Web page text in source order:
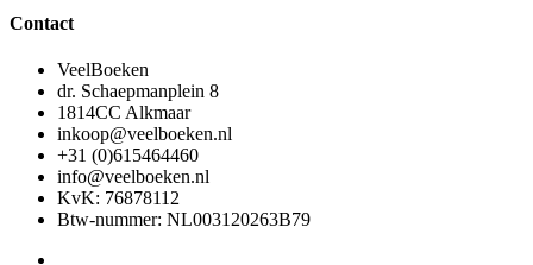
Contact
VeelBoeken
dr. Schaepmanplein 8
1814CC Alkmaar
inkoop@veelboeken.nl
+31 (0)615464460
info@veelboeken.nl
KvK: 76878112
Btw-nummer: NL003120263B79